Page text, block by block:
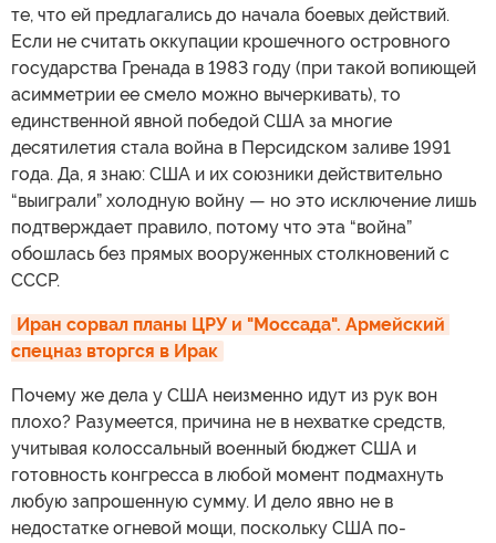
те, что ей предлагались до начала боевых действий.
Если не считать оккупации крошечного островного
государства Гренада в 1983 году (при такой вопиющей
асимметрии ее смело можно вычеркивать), то
единственной явной победой США за многие
десятилетия стала война в Персидском заливе 1991
года. Да, я знаю: США и их союзники действительно
“выиграли” холодную войну — но это исключение лишь
подтверждает правило, потому что эта “война”
обошлась без прямых вооруженных столкновений с
СССР.
Иран сорвал планы ЦРУ и "Моссада". Армейский
спецназ вторгся в Ирак
Почему же дела у США неизменно идут из рук вон
плохо? Разумеется, причина не в нехватке средств,
учитывая колоссальный военный бюджет США и
готовность конгресса в любой момент подмахнуть
любую запрошенную сумму. И дело явно не в
недостатке огневой мощи, поскольку США по-